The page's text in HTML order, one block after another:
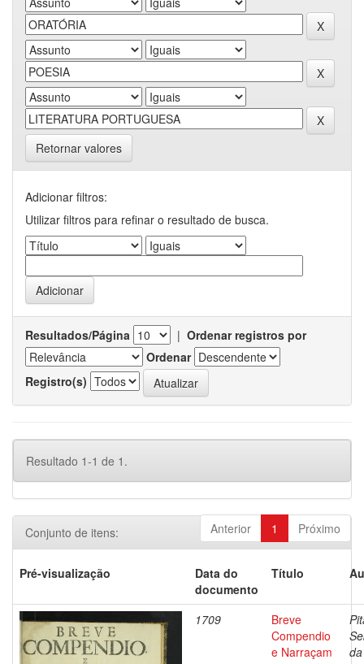
Retornar valores
Adicionar filtros:
Utilizar filtros para refinar o resultado de busca.
Resultados/Página | Ordenar registros por
Ordenar
Registro(s)
Resultado 1-1 de 1.
Anterior 1 Próximo
Conjunto de itens:
Pré-visualização
Data do
documento
Título
1709
Breve
Compendio
e Narraçam
da